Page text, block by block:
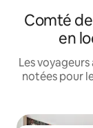
Comté
en
Les
notées pour